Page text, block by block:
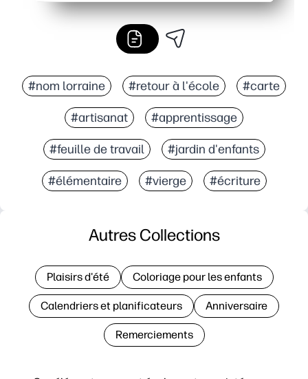
#nom lorraine #retour à l'école #carte
#artisanat #apprentissage
#feuille de travail #jardin d'enfants
#élémentaire #vierge #écriture
Autres Collections
Plaisirs d'été Coloriage pour les enfants
Calendriers et planificateurs Anniversaire
Remerciements